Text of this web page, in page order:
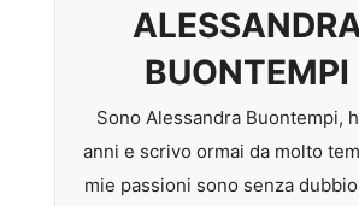
BUONTEMPI
Sono Alessandra Buontempi,
anni e scrivo ormai da molto
mie passioni sono senza